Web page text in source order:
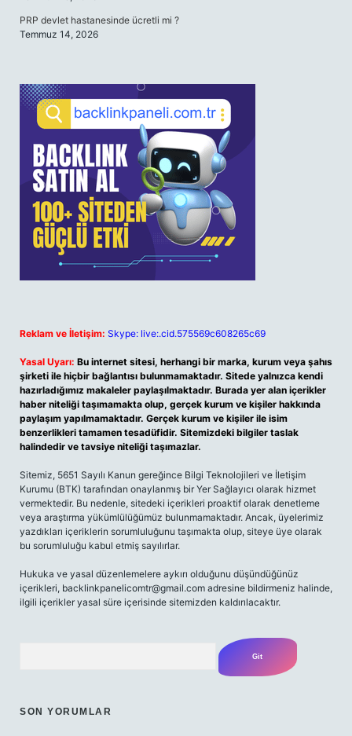
PRP devlet hastanesinde ücretli mi ?
Temmuz 14, 2026
Reklam ve İletişim: Skype: live:.cid.575569c608265c69
Yasal Uyarı: Bu internet sitesi, herhangi bir marka, kurum veya şahıs
şirketi ile hiçbir bağlantısı bulunmamaktadır. Sitede yalnızca kendi
hazırladığımız makaleler paylaşılmaktadır. Burada yer alan içerikler
haber niteliği taşımamakta olup, gerçek kurum ve kişiler hakkında
paylaşım yapılmamaktadır. Gerçek kurum ve kişiler ile isim
benzerlikleri tamamen tesadüfidir. Sitemizdeki bilgiler taslak
halindedir ve tavsiye niteliği taşımazlar.
Sitemiz, 5651 Sayılı Kanun gereğince Bilgi Teknolojileri ve İletişim
Kurumu (BTK) tarafından onaylanmış bir Yer Sağlayıcı olarak hizmet
vermektedir. Bu nedenle, sitedeki içerikleri proaktif olarak denetleme
veya araştırma yükümlülüğümüz bulunmamaktadır. Ancak, üyelerimiz
yazdıkları içeriklerin sorumluluğunu taşımakta olup, siteye üye olarak
bu sorumluluğu kabul etmiş sayılırlar.
Hukuka ve yasal düzenlemelere aykırı olduğunu düşündüğünüz
içerikleri, backlinkpanelicomtr@gmail.com adresine bildirmeniz halinde,
ilgili içerikler yasal süre içerisinde sitemizden kaldırılacaktır.
SON YORUMLAR